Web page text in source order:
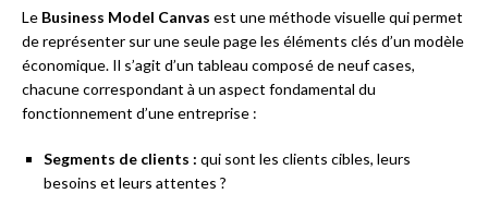
Le Business Model Canvas est une méthode visuelle qui permet
de représenter sur une seule page les éléments clés d’un modèle
économique. Il s’agit d’un tableau composé de neuf cases,
chacune correspondant à un aspect fondamental du
fonctionnement d’une entreprise :
Segments de clients : qui sont les clients cibles, leurs
besoins et leurs attentes ?